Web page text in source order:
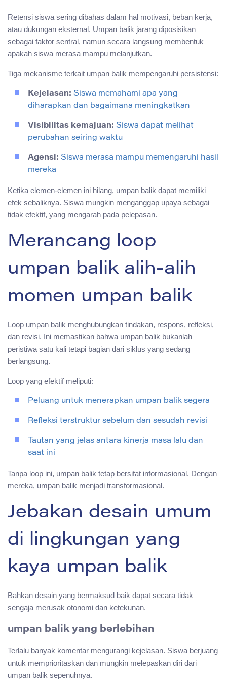
Retensi siswa sering dibahas dalam hal motivasi, beban kerja,
atau dukungan eksternal. Umpan balik jarang diposisikan
sebagai faktor sentral, namun secara langsung membentuk
apakah siswa merasa mampu melanjutkan.
Tiga mekanisme terkait umpan balik mempengaruhi persistensi:
Kejelasan: Siswa memahami apa yang
diharapkan dan bagaimana meningkatkan
Visibilitas kemajuan: Siswa dapat melihat
perubahan seiring waktu
Agensi: Siswa merasa mampu memengaruhi hasil
mereka
Ketika elemen-elemen ini hilang, umpan balik dapat memiliki
efek sebaliknya. Siswa mungkin menganggap upaya sebagai
tidak efektif, yang mengarah pada pelepasan.
Merancang loop
umpan balik alih-alih
momen umpan balik
Loop umpan balik menghubungkan tindakan, respons, refleksi,
dan revisi. Ini memastikan bahwa umpan balik bukanlah
peristiwa satu kali tetapi bagian dari siklus yang sedang
berlangsung.
Loop yang efektif meliputi:
Peluang untuk menerapkan umpan balik segera
Refleksi terstruktur sebelum dan sesudah revisi
Tautan yang jelas antara kinerja masa lalu dan
saat ini
Tanpa loop ini, umpan balik tetap bersifat informasional. Dengan
mereka, umpan balik menjadi transformasional.
Jebakan desain umum
di lingkungan yang
kaya umpan balik
Bahkan desain yang bermaksud baik dapat secara tidak
sengaja merusak otonomi dan ketekunan.
umpan balik yang berlebihan
Terlalu banyak komentar mengurangi kejelasan. Siswa berjuang
untuk memprioritaskan dan mungkin melepaskan diri dari
umpan balik sepenuhnya.